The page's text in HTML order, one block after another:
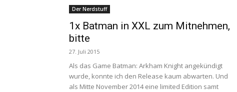
Der Nerdstuff
1x Batman in XXL zum Mitnehmen,
bitte
27. Juli 2015
Als das Game Batman: Arkham Knight angekündigt
wurde, konnte ich den Release kaum abwarten. Und
als Mitte November 2014 eine limited Edition samt